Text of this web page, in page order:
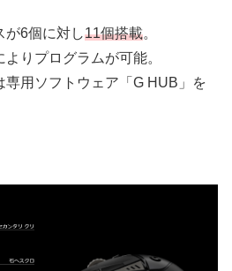
が6個に対し11個搭載。
りプログラムが可能。
専用ソフトウェア「G HUB」を